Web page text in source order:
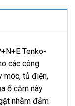
Tenko-
các công
móc, tủ điện,
ổ cắm này
nhằm đảm